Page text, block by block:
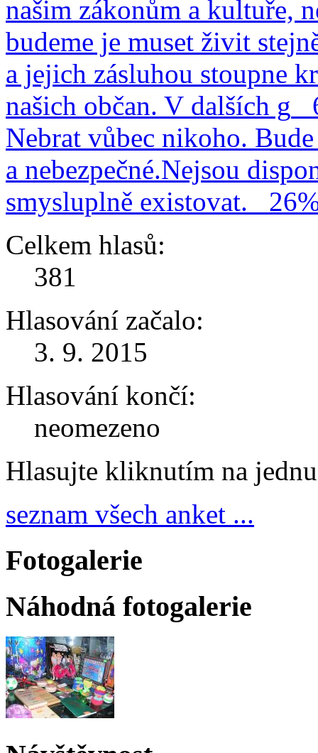
našim zákonům a kultuře,
budeme je muset živit
a jejich zásluhou stoupne
našich občan. V dalších g
Nebrat vůbec nikoho.
a nebezpečné.Nejsou
smysluplně existovat.
Celkem hlasů:
381
Hlasování začalo:
3. 9. 2015
Hlasování končí:
neomezeno
Hlasujte kliknutím na
seznam všech anket ...
Fotogalerie
Náhodná fotogalerie